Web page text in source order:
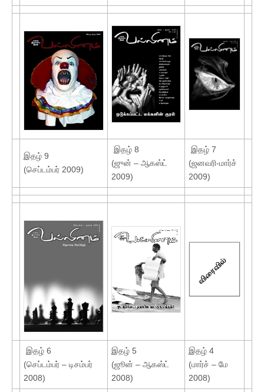
இதழ் 9
(செப்டம்பர் 2009)
இதழ் 8
(ஜுன் – ஆகஸ்ட்
2009)
இதழ் 7
(ஜனவரி-மார்ச்
2009)
இதழ் 6
(செப்டம்பர் – டிசம்பர்
2008)
இதழ் 5
(ஜூன் – ஆகஸ்ட்
2008)
இதழ் 4
(மார்ச் – மே
2008)